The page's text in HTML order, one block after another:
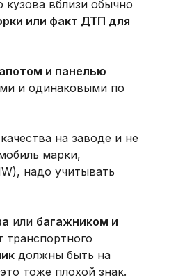
вблизи обычно
или факт ДТП для
и панелью
и одинаковыми по
на заводе и не
марки,
надо учитывать
или багажником и
транспортного
должны быть на
тоже плохой знак.